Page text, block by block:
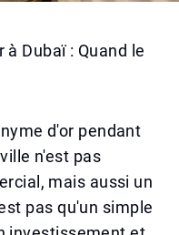
Dubaï : Quand le
d'or pendant
n'est pas
mais aussi un
pas qu'un simple